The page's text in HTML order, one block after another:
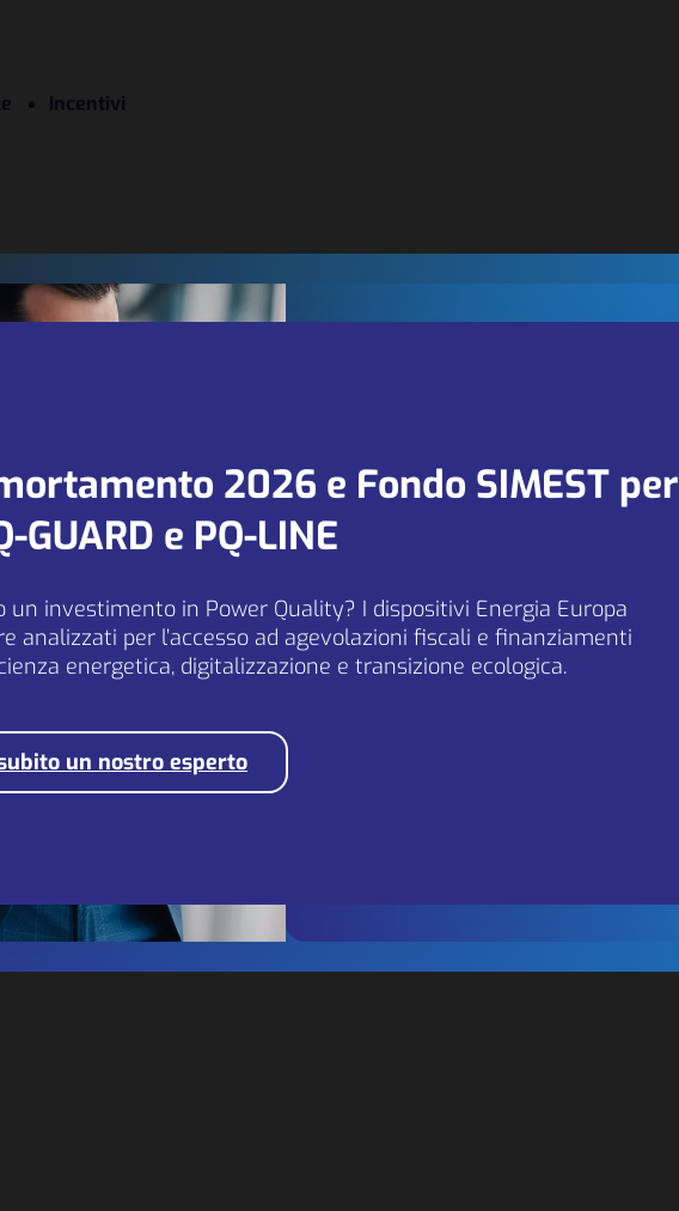
Incentivi
for new partners
and agents in key
If you are seriously interested
please contact us at
2026 e Fondo SIMEST per
GUARD e PQ-LINE
un investimento in Power Quality? I dispositivi Energia Europa
analizzati per l’accesso ad agevolazioni fiscali e finanziamenti
energetica, digitalizzazione e transizione ecologica.
un nostro esperto